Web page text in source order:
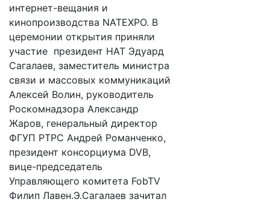
интернет-вещания и
кинопроизводства NATEXPO. В
церемонии открытия приняли
участие президент НАТ Эдуард
Сагалаев, заместитель министра
связи и массовых коммуникаций
Алексей Волин, руководитель
Роскомнадзора Александр
Жаров, генеральный директор
ФГУП РТРС Андрей Романченко,
президент консорциума DVB,
вице-председатель
Управляющего комитета FobTV
Филип Лавен.Э.Сагалаев зачитал